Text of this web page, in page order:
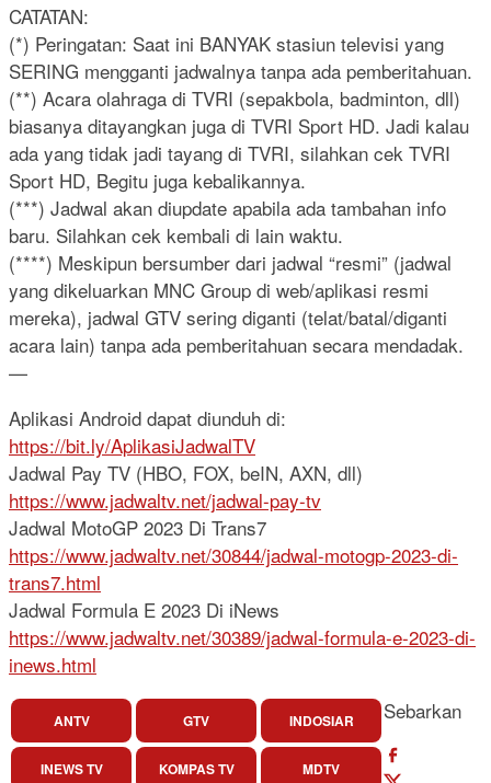
CATATAN:
(*) Peringatan: Saat ini BANYAK stasiun televisi yang
SERING mengganti jadwalnya tanpa ada pemberitahuan.
(**) Acara olahraga di TVRI (sepakbola, badminton, dll)
biasanya ditayangkan juga di TVRI Sport HD. Jadi kalau
ada yang tidak jadi tayang di TVRI, silahkan cek TVRI
Sport HD, Begitu juga kebalikannya.
(***) Jadwal akan diupdate apabila ada tambahan info
baru. Silahkan cek kembali di lain waktu.
(****) Meskipun bersumber dari jadwal “resmi” (jadwal
yang dikeluarkan MNC Group di web/aplikasi resmi
mereka), jadwal GTV sering diganti (telat/batal/diganti
acara lain) tanpa ada pemberitahuan secara mendadak.
—
Aplikasi Android dapat diunduh di:
https://bit.ly/AplikasiJadwalTV
Jadwal Pay TV (HBO, FOX, beIN, AXN, dll)
https://www.jadwaltv.net/jadwal-pay-tv
Jadwal MotoGP 2023 Di Trans7
https://www.jadwaltv.net/30844/jadwal-motogp-2023-di-
trans7.html
Jadwal Formula E 2023 Di iNews
https://www.jadwaltv.net/30389/jadwal-formula-e-2023-di-
inews.html
ANTV GTV INDOSIAR
INEWS TV KOMPAS TV MDTV
Sebarkan